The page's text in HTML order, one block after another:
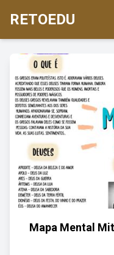
RETOEDU
Mapa Mental